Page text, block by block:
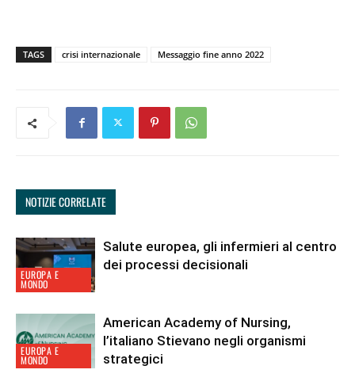
TAGS crisi internazionale Messaggio fine anno 2022
NOTIZIE CORRELATE
EUROPA E
MONDO
Salute europea, gli infermieri al centro
dei processi decisionali
EUROPA E
MONDO
American Academy of Nursing,
l’italiano Stievano negli organismi
strategici